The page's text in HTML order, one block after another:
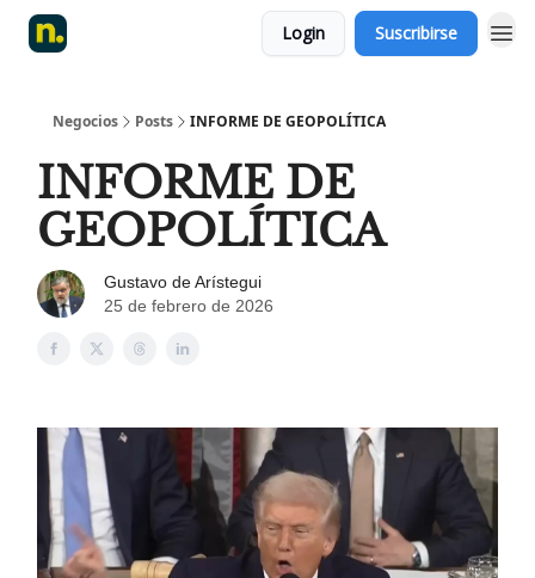
Login Suscribirse
Negocios Posts INFORME DE GEOPOLÍTICA
INFORME DE
GEOPOLÍTICA
Gustavo de Arístegui
25 de febrero de 2026